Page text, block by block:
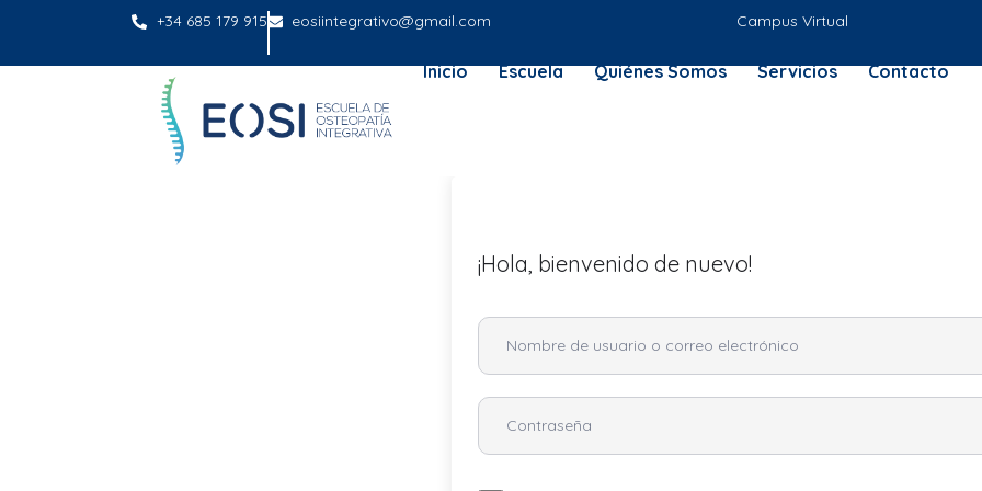
+34 685 179 915 eosiintegrativo@gmail.com Campus Virtual
Inicio Escuela Quiénes Somos Servicios Contacto
¡Hola, bienvenido de nuevo!